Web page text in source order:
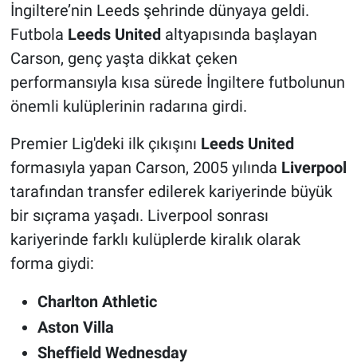
İngiltere’nin Leeds şehrinde dünyaya geldi.
Futbola Leeds Unitedaltyapısında başlayan
Carson, genç yaşta dikkat çeken
performansıyla kısa sürede İngiltere futbolunun
önemli kulüplerinin radarına girdi.
Premier Lig'deki ilk çıkışını Leeds United
formasıyla yapan Carson, 2005 yılında Liverpool
tarafından transfer edilerek kariyerinde büyük
bir sıçrama yaşadı. Liverpool sonrası
kariyerinde farklı kulüplerde kiralık olarak
forma giydi:
Charlton Athletic
Aston Villa
Sheffield Wednesday